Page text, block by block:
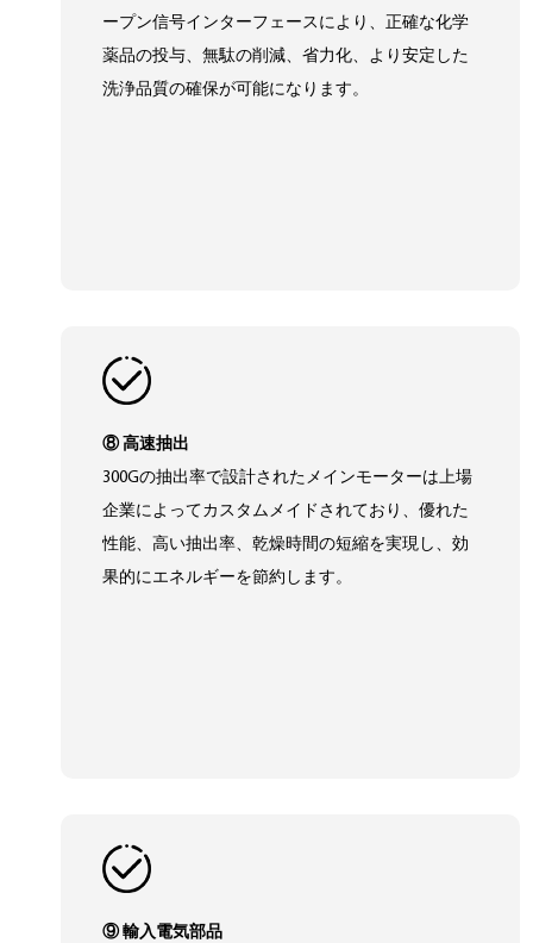
ープン信号インターフェースにより、正確な化学
薬品の投与、無駄の削減、省力化、より安定した
洗浄品質の確保が可能になります。
⑧ 高速抽出
300Gの抽出率で設計されたメインモーターは上場
企業によってカスタムメイドされており、優れた
性能、高い抽出率、乾燥時間の短縮を実現し、効
果的にエネルギーを節約します。
⑨ 輸入電気部品